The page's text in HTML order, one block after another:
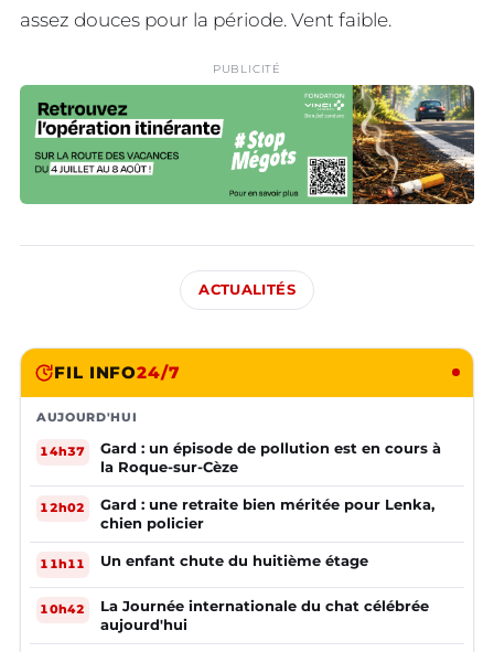
assez douces pour la période. Vent faible.
PUBLICITÉ
ACTUALITÉS
FIL INFO24/7
AUJOURD'HUI
14h37
Gard : un épisode de pollution est en cours à
la Roque-sur-Cèze
12h02
Gard : une retraite bien méritée pour Lenka,
chien policier
11h11 Un enfant chute du huitième étage
10h42
La Journée internationale du chat célébrée
aujourd'hui